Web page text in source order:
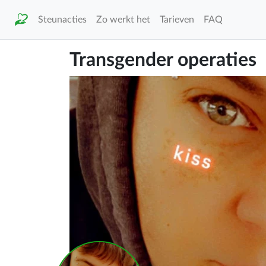
Steunacties Zo werkt het Tarieven FAQ
Transgender operaties